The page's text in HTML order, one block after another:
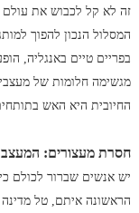
זה לא קל לכבוש את
המסלול הנכון להפוך
בפריים טיים באנגליה,
מגשימה חלומות של
החיובית היא האש
חסרת מעצורים:
יש אנשים שברור לכולם